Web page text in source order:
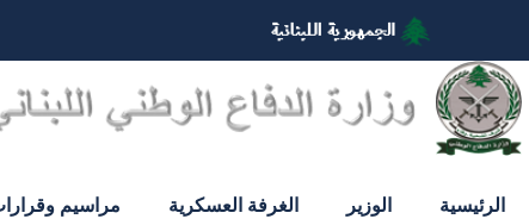
المحتوى
الرئيسي
الرئيسية الوزير الغرفة العسكرية مراسيم